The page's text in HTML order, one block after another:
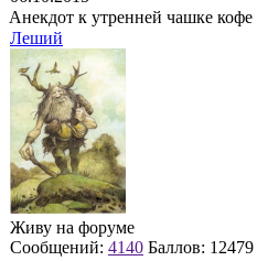
Анекдот к утренней чашке кофе
Леший
Живу на форуме
Сообщений: 4140 Баллов: 12479